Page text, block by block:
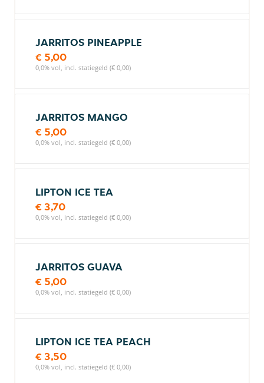
JARRITOS PINEAPPLE
€ 5,00
0,0% vol, incl. statiegeld (€ 0,00)
JARRITOS MANGO
€ 5,00
0,0% vol, incl. statiegeld (€ 0,00)
LIPTON ICE TEA
€ 3,70
0,0% vol, incl. statiegeld (€ 0,00)
JARRITOS GUAVA
€ 5,00
0,0% vol, incl. statiegeld (€ 0,00)
LIPTON ICE TEA PEACH
€ 3,50
0,0% vol, incl. statiegeld (€ 0,00)